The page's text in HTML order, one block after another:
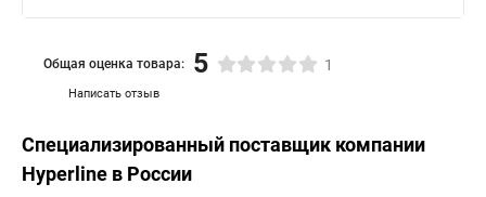
Написать отзыв
Общая оценка товара: 5 1
Специализированный поставщик компании
Hyperline в России